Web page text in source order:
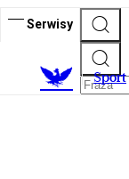
Serwisy
Sport